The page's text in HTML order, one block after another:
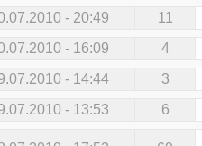
- 20:49
11
- 16:09
4
- 14:44
3
- 13:53
6